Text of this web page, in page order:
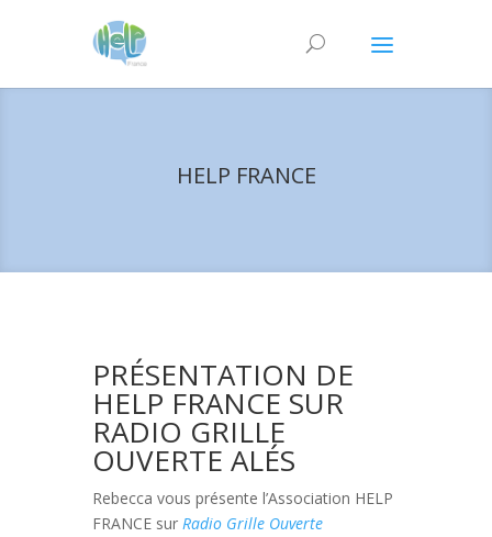
HELP FRANCE
PRÉSENTATION DE
HELP FRANCE SUR
RADIO GRILLE
OUVERTE ALÉS
Rebecca vous présente l’Association HELP
FRANCE sur Radio Grille Ouverte